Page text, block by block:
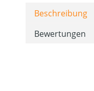
Beschreibung
Bewertungen